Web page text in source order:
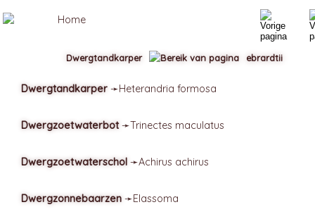
Dwergtandkarper ➛Heterandria formosa
Dwergzoetwaterbot➛Trinectes maculatus
Dwergzoetwaterschol ➛Achirus achirus
Dwergzonnebaarzen ➛Elassoma
Dwergtandkarper ebrardtii